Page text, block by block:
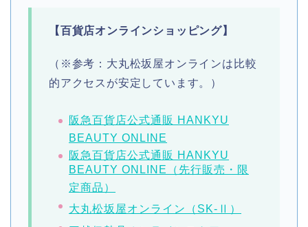
【百貨店オンラインショッピング】
（※参考：大丸松坂屋オンラインは比較
的アクセスが安定しています。）
阪急百貨店公式通販 HANKYU
BEAUTY ONLINE
阪急百貨店公式通販 HANKYU
BEAUTY ONLINE（先行販売・限
定商品）
大丸松坂屋オンライン（SK-Ⅱ）